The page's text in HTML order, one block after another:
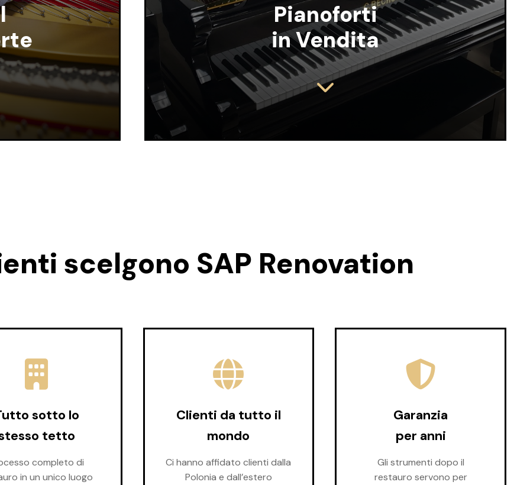
Pianoforti
in Vendita
scelgono SAP Renovation
sotto lo
tetto
completo di
in un unico luogo
Clienti da tutto il
mondo
Ci hanno affidato clienti dalla
Polonia e dall’estero
Garanzia
per anni
Gli strumenti dopo il
restauro servono per